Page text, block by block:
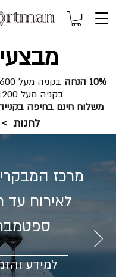
10% הנחה בקניה מעל 600 ש"ח.
בקניה מעל 1200 ש"ח.
משלוח חינם בחיפה בקנייה מעל
לחנות >
מרכז
לאירוח עד
למידע